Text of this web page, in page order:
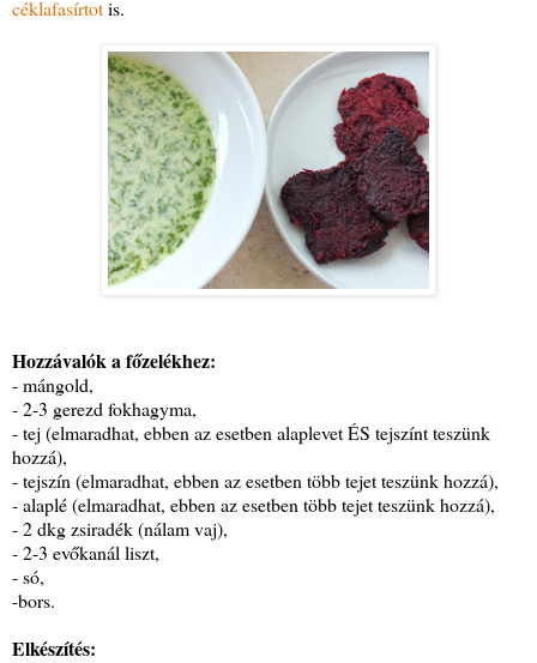
céklafasírtotis.
Hozzávalók a főzelékhez:
- mángold,
- 2-3 gerezd fokhagyma,
- tej (elmaradhat, ebben az esetben alaplevet ÉS tejszínt teszünk
hozzá),
- tejszín (elmaradhat, ebben az esetben több tejet teszünk hozzá),
- alaplé (elmaradhat, ebben az esetben több tejet teszünk hozzá),
- 2 dkg zsiradék (nálam vaj),
- 2-3 evőkanál liszt,
- só,
-bors.
Elkészítés: